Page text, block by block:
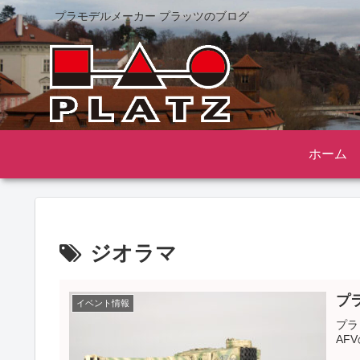
プラモデルメーカー プラッツのブログ
ホーム
ジオラマ
イベント情報 プ
プ